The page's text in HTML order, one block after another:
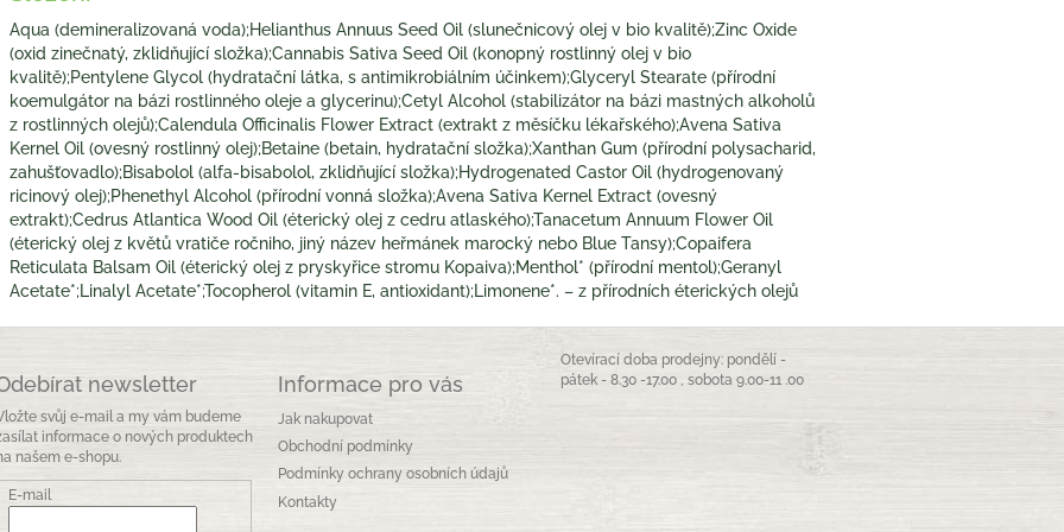
Aqua (demineralizovaná voda);Helianthus Annuus Seed Oil (slunečnicový olej v bio kvalitě);Zinc Oxide
(oxid zinečnatý, zklidňující složka);Cannabis Sativa Seed Oil (konopný rostlinný olej v bio
kvalitě);Pentylene Glycol (hydratační látka, s antimikrobiálním účinkem);Glyceryl Stearate (přírodní
koemulgátor na bázi rostlinného oleje a glycerinu);Cetyl Alcohol (stabilizátor na bázi mastných alkoholů
z rostlinných olejů);Calendula Officinalis Flower Extract (extrakt z měsíčku lékařského);Avena Sativa
Kernel Oil (ovesný rostlinný olej);Betaine (betain, hydratační složka);Xanthan Gum (přírodní polysacharid,
zahušťovadlo);Bisabolol (alfa-bisabolol, zklidňující složka);Hydrogenated Castor Oil (hydrogenovaný
ricinový olej);Phenethyl Alcohol (přírodní vonná složka);Avena Sativa Kernel Extract (ovesný
extrakt);Cedrus Atlantica Wood Oil (éterický olej z cedru atlaského);Tanacetum Annuum Flower Oil
(éterický olej z květů vratiče ročniho, jiný název heřmánek marocký nebo Blue Tansy);Copaifera
Reticulata Balsam Oil (éterický olej z pryskyřice stromu Kopaiva);Menthol* (přírodní mentol);Geranyl
Acetate*;Linalyl Acetate*;Tocopherol (vitamin E, antioxidant);Limonene*. – z přírodních éterických olejů
newsletter
svůj e-mail a my vám budeme
informace o nových produktech
našem e-shopu.
E-mail
Informace pro vás
Jak nakupovat
Obchodní podmínky
Podmínky ochrany osobních údajů
Kontakty
Otevírací doba prodejny: pondělí -
pátek - 8.30 -17.00 , sobota 9.00-11 .00